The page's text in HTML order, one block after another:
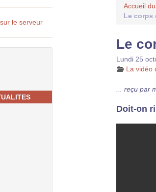
Accueil
Le corps
Le
Lundi 25
La vidéo
... reçu par
Doit-on
le serveur